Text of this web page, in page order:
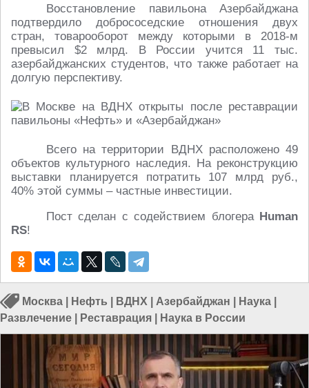
Восстановление павильона Азербайджана
подтвердило добрососедские отношения двух
стран, товарооборот между которыми в 2018-м
превысил $2 млрд. В России учится 11 тыс.
азербайджанских студентов, что также работает на
долгую перспективу.
Всего на территории ВДНХ расположено 49
объектов культурного наследия. На реконструкцию
выставки планируется потратить 107 млрд руб.,
40% этой суммы – частные инвестиции.
Пост сделан с содействием блогера Human
RS!
Москва Нефть ВДНХ Азербайджан Наука
Развлечение
Реставрация Наука в России